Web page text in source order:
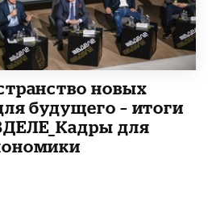
новых
будущего – итоги
для